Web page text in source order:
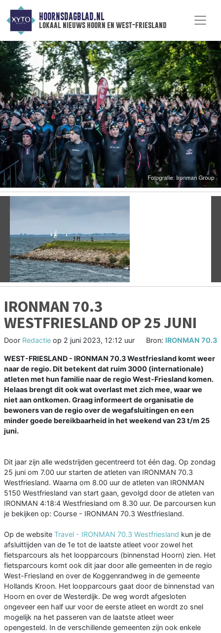
HOORNSDAGBLAD.NL
lokaal nieuws hoorn en west-friesland
Vorige
IRONMAN 70.3
WESTFRIESLAND OP 25 JUNI
Door Redactie op 2 juni 2023, 12:12 uur Bron: IRONMAN 70.3
WEST-FRIESLAND - IRONMAN 70.3 Westfriesland komt weer
naar de regio. Dit betekent dat ruim 3000 (internationale)
atleten met hun familie naar de regio West-Friesland komen.
Helaas brengt dit ook wat overlast met zich mee, waar we
niet aan ontkomen. Graag informeert de organisatie de
bewoners van de regio over de wegafsluitingen en een
minder goede bereikbaarheid in het weekend van 23 t/m 25
juni.
Dit jaar zijn alle wedstrijden gecentreerd tot één dag. Op zondag
25 juni om 7.00 uur starten de atleten van IRONMAN 70.3
Westfriesland. Waarna om 8.00 uur de atleten van IRONMAN
5150 Westfriesland van start gaan, gevolgd door de atleten van
IRONMAN 4:18:4 Westfriesland om 8.30 uur. De parcoursen kun
je bekijken op: Course - IRONMAN 70.3 Westfriesland.
Op de website Travel - IRONMAN 70.3 Westfriesland kun je de
afsluittijden van de 1e tot de laatste atleet voor zowel het
fietsparcours als het loopparcours (binnenstad Hoorn) zien. Het
fietsparcours komt ook dit jaar door alle gemeenten in de regio
West-Friesland en over de Koggenrandweg in de gemeente
Hollands Kroon. Het loopparcours gaat door de binnenstad van
Hoorn en over de Westerdijk. De weg wordt afgesloten
ongeveer een half uur voor de eerste atleet en wordt zo snel
mogelijk na het passeren van de laatste atleet weer
opengesteld. In de verschillende gemeenten zijn ook enkele